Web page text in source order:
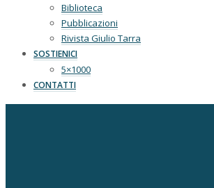
Biblioteca
Pubblicazioni
Rivista Giulio Tarra
SOSTIENICI
5×1000
CONTATTI